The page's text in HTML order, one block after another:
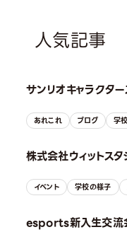
人気記事
サンリオキャラクタ
あれこれ ブログ 学
株式会社ウィットス
イベント 学校の様子
esports新入生交流